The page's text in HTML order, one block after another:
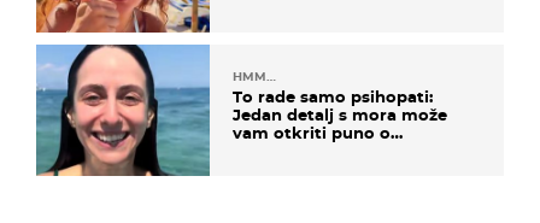
HMM…
To rade samo psihopati:
Jedan detalj s mora može
vam otkriti puno o